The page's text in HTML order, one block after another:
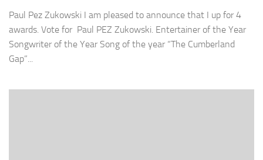
Paul Pez Zukowski I am pleased to announce that I up for 4
awards. Vote for Paul PEZ Zukowski. Entertainer of the Year
Songwriter of the Year Song of the year “The Cumberland
Gap”...